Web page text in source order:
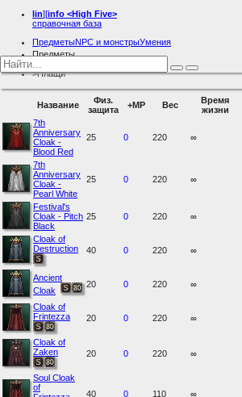
lin][info <High Five>
справочная база
ПредметыNPC и монстрыУмения
Предметы
Плащи
Название
Физ.
защита
+MP Вес
Время
жизни
7th
Anniversary
Cloak -
Blood Red
25 0 220 ∞
7th
Anniversary
Cloak -
Pearl White
25 0 220 ∞
Festival's
Cloak - Pitch
Black
25 0 220 ∞
Cloak of
Destruction
40 0 220 ∞
Ancient
Cloak
20 0 220 ∞
Cloak of
Frintezza
20 0 220 ∞
Cloak of
Zaken
20 0 220 ∞
Soul Cloak
of
40 0 110 ∞